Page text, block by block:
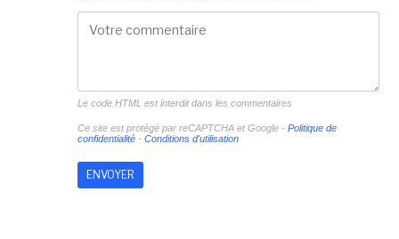
Le code HTML est interdit dans les commentaires
Ce site est protégé par reCAPTCHA et Google - Politique de
confidentialité- Conditions d'utilisation